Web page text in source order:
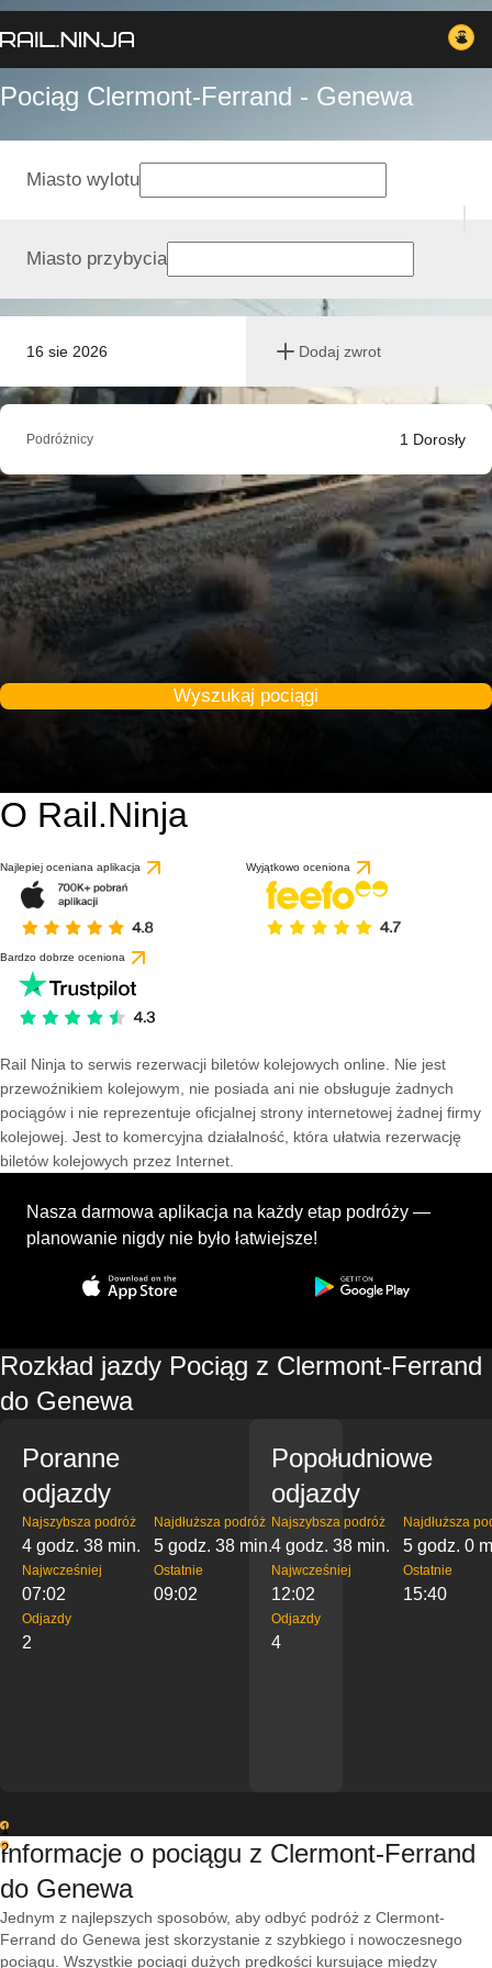
Pociąg Clermont-Ferrand - Genewa
16 sie 2026 Dodaj zwrot
Miasto wylotu
Miasto przybycia
Podróżnicy 1 Dorosły
Wyszukaj pociągi
O Rail.Ninja
Najlepiej oceniana aplikacja Wyjątkowo oceniona
Bardzo dobrze oceniona
Rail Ninja to serwis rezerwacji biletów kolejowych online. Nie jest
przewoźnikiem kolejowym, nie posiada ani nie obsługuje żadnych
pociągów i nie reprezentuje oficjalnej strony internetowej żadnej firmy
kolejowej. Jest to komercyjna działalność, która ułatwia rezerwację
biletów kolejowych przez Internet.
Nasza darmowa aplikacja na każdy etap podróży —
planowanie nigdy nie było łatwiejsze!
Rozkład jazdy Pociąg z Clermont-Ferrand
do Genewa
Poranne
odjazdy
Najszybsza podróż
4 godz. 38 min.
Najdłuższa podróż
5 godz. 38 min.
Najwcześniej
07:02
Ostatnie
09:02
Odjazdy
2
Popołudniowe
odjazdy
Najszybsza podróż
4 godz. 38 min.
Najdłuższa
5 godz. 0
Najwcześniej
12:02
Ostatnie
15:40
Odjazdy
4
1
2
Informacje o pociągu z Clermont-Ferrand
do Genewa
Jednym z najlepszych sposobów, aby odbyć podróż z Clermont-
Ferrand do Genewa jest skorzystanie z szybkiego i nowoczesnego
pociągu. Wszystkie pociągi dużych prędkości kursujące między